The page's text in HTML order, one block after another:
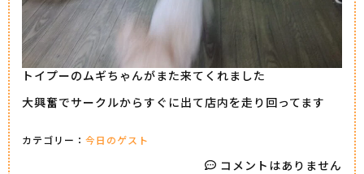
トイプーのムギちゃんがまた来てくれました
大興奮でサークルからすぐに出て店内を走り回ってます
カテゴリー： 今日のゲスト
コメントはありません